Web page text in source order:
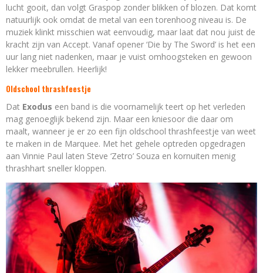
lucht gooit, dan volgt Graspop zonder blikken of blozen. Dat komt
natuurlijk ook omdat de metal van een torenhoog niveau is. De
muziek klinkt misschien wat eenvoudig, maar laat dat nou juist de
kracht zijn van Accept. Vanaf opener ‘Die by The Sword’ is het een
uur lang niet nadenken, maar je vuist omhoogsteken en gewoon
lekker meebrullen. Heerlijk!
Oldschool thrashfeestje
Dat Exodus een band is die voornamelijk teert op het verleden
mag genoeglijk bekend zijn. Maar een kniesoor die daar om
maalt, wanneer je er zo een fijn oldschool thrashfeestje van weet
te maken in de Marquee. Met het gehele optreden opgedragen
aan Vinnie Paul laten Steve ‘Zetro’ Souza en kornuiten menig
thrashhart sneller kloppen.